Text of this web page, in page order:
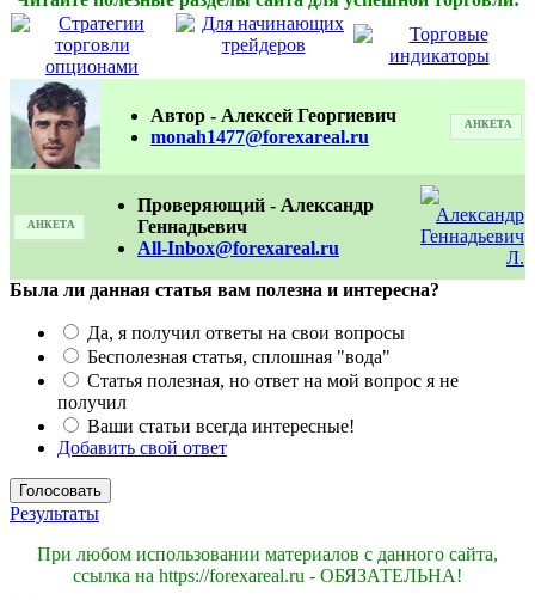
Автор - Алексей Георгиевич
monah1477@forexareal.ru
АНКЕТА
АНКЕТА
Проверяющий - Александр
Геннадьевич
All-Inbox@forexareal.ru
Была ли данная статья вам полезна и интересна?
Да, я получил ответы на свои вопросы
Бесполезная статья, сплошная "вода"
Статья полезная, но ответ на мой вопрос я не
получил
Ваши статьи всегда интересные!
Добавить свой ответ
Результаты
При любом использовании материалов с данного сайта,
ссылка на https://forexareal.ru - ОБЯЗАТЕЛЬНА!